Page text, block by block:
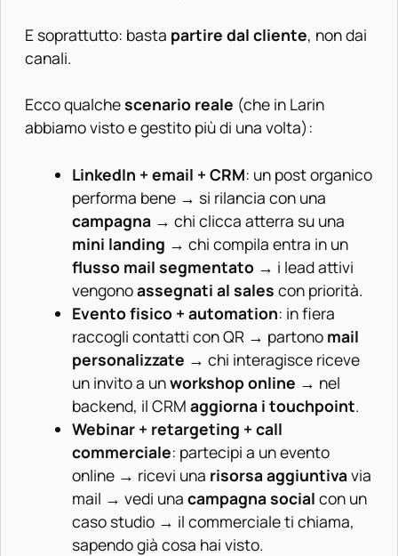
E soprattutto: basta partire dal cliente, non dai
canali.
Ecco qualchescenario reale (che in Larin
abbiamo visto e gestito più di una volta):
LinkedIn + email + CRM: un post organico
performa bene → si rilancia con una
campagna → chi clicca atterra su una
mini landing → chi compila entra in un
flusso mail segmentato→ i lead attivi
vengonoassegnati al sales con priorità.
Evento fisico + automation: in fiera
raccogli contatti con QR → partono mail
personalizzate → chi interagisce riceve
un invito a unworkshop online → nel
backend, il CRM aggiorna i touchpoint.
Webinar + retargeting + call
commerciale: partecipi a un evento
online → ricevi una risorsa aggiuntiva via
mail → vedi una campagna social con un
caso studio → il commerciale ti chiama,
sapendo già cosa hai visto.